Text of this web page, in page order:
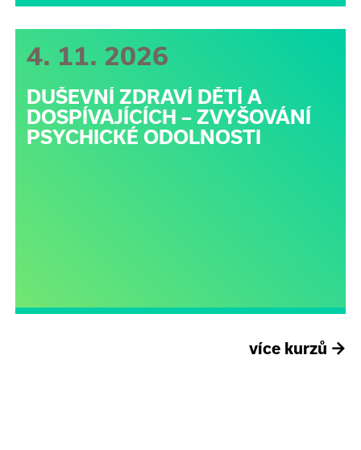
4. 11. 2026
DUŠEVNÍ ZDRAVÍ DĚTÍ A
DOSPÍVAJÍCÍCH – ZVYŠOVÁNÍ
PSYCHICKÉ ODOLNOSTI
více kurzů →